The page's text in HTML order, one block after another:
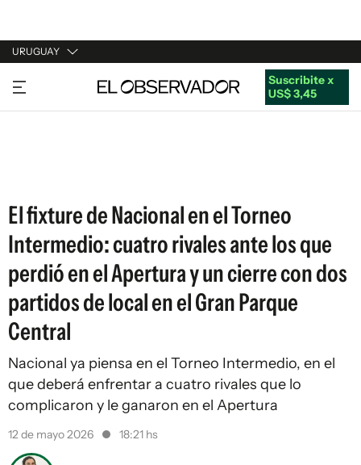
URUGUAY
URUGUAY
ARGENTINA
Suscribite x
US$ 3,45
El fixture de Nacional en el Torneo
Intermedio: cuatro rivales ante los que
perdió en el Apertura y un cierre con dos
partidos de local en el Gran Parque
Central
Nacional ya piensa en el Torneo Intermedio, en el
que deberá enfrentar a cuatro rivales que lo
complicaron y le ganaron en el Apertura
12 de mayo 2026 18:21 hs